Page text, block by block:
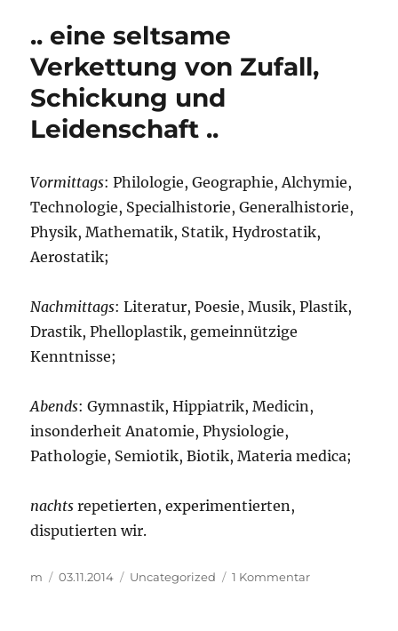
.. eine seltsame
Verkettung von Zufall,
Schickung und
Leidenschaft ..
Vormittags: Philologie, Geographie, Alchymie,
Technologie, Specialhistorie, Generalhistorie,
Physik, Mathematik, Statik, Hydrostatik,
Aerostatik;
Nachmittags: Literatur, Poesie, Musik, Plastik,
Drastik, Phelloplastik, gemeinnützige
Kenntnisse;
Abends: Gymnastik, Hippiatrik, Medicin,
insonderheit Anatomie, Physiologie,
Pathologie, Semiotik, Biotik, Materia medica;
nachts repetierten, experimentierten,
disputierten wir.
Autor
m
Veröffentlicht
03.11.2014 Kategorien
Uncategorized 1 Kommentarzu